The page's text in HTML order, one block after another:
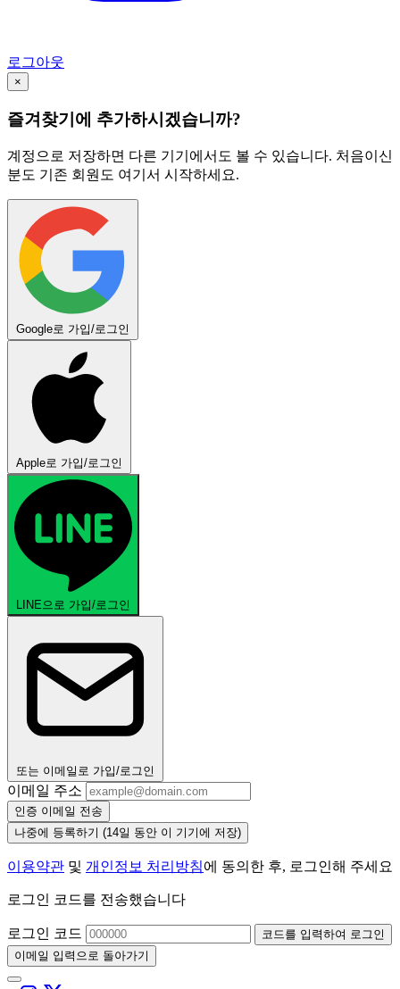
로그아웃
×
즐겨찾기에 추가하시겠습니까?
계정으로 저장하면 다른 기기에서도 볼 수 있습니다. 처음이신
분도 기존 회원도 여기서 시작하세요.
Google로 가입/로그인
Apple로 가입/로그인
LINE으로 가입/로그인
또는 이메일로 가입/로그인
이메일 주소
인증 이메일 전송
나중에 등록하기 (14일 동안 이 기기에 저장)
이용약관 및 개인정보 처리방침에 동의한 후, 로그인해 주세요
로그인 코드를 전송했습니다
로그인 코드
코드를 입력하여 로그인
이메일 입력으로 돌아가기